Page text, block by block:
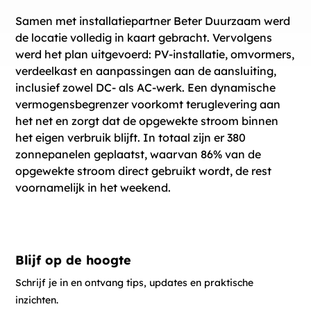
Blijf op de hoogte
Schrijf je in en ontvang tips, updates en praktische
inzichten.
Samen met installatiepartner Beter Duurzaam werd
de locatie volledig in kaart gebracht. Vervolgens
werd het plan uitgevoerd: PV-installatie, omvormers,
verdeelkast en aanpassingen aan de aansluiting,
inclusief zowel DC- als AC-werk. Een dynamische
vermogensbegrenzer voorkomt teruglevering aan
het net en zorgt dat de opgewekte stroom binnen
het eigen verbruik blijft. In totaal zijn er 380
zonnepanelen geplaatst, waarvan 86% van de
opgewekte stroom direct gebruikt wordt, de rest
voornamelijk in het weekend.